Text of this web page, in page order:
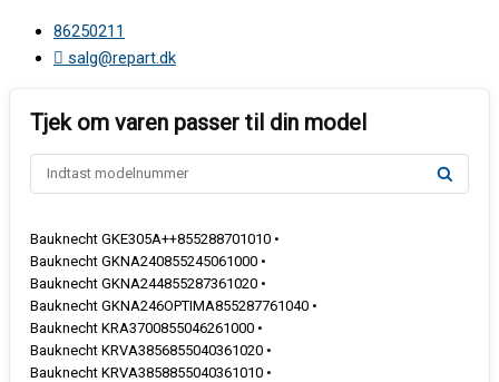
86250211
salg@repart.dk
Bauknecht GKE305A++855288701010 •
Bauknecht GKNA240855245061000 •
Bauknecht GKNA244855287361020 •
Bauknecht GKNA246OPTIMA855287761040 •
Bauknecht KRA3700855046261000 •
Bauknecht KRVA3856855040361020 •
Bauknecht KRVA3858855040361010 •